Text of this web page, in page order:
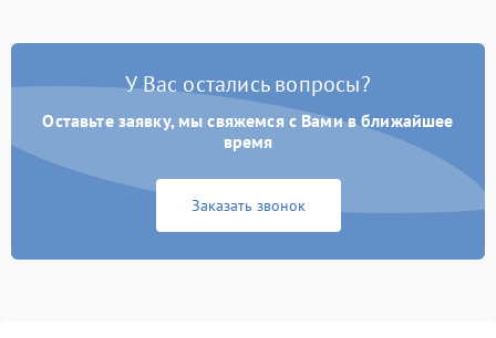
Замена платы управления 2200 ₽ Подробнее →
У Вас остались вопросы?
Оставьте заявку, мы свяжемся с Вами в ближайшее
время
Заказать звонок